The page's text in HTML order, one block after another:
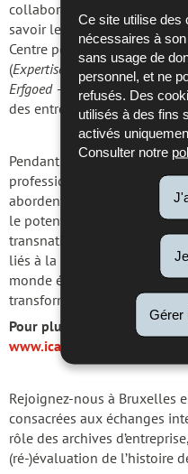
Ce site utilise des
nécessaires à
sans usage de
personnel, et ne
refusés. Des
utilisés à des fins
activés
Consulter notre
Gérer
collaboration entre trois
savoir les Archives
Centre pour le patrimoine
(Expertisecentrum Technisch,
Erfgoed – ETWIE) et
des entreprises (Vereniging
Pendant deux jours, des
professionnel-les
abordent les aspects
le potentiel des archives
transnationaux. La
liés à la préservation de la
monde économique
transformations.
Pour plus d’informations
www.icasba2026.com
Rejoignez-nous à Bruxelles
consacrées aux échanges
rôle des archives
(ré-)évaluation de l’histoire